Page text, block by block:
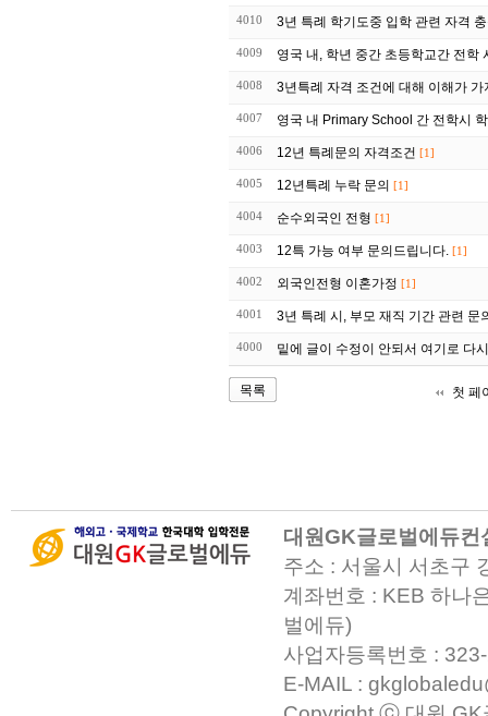
4010 3년 특례 학기도중 입학 관련 자격
4009 영국 내, 학년 중간 초등학교간 전학
4008 3년특례 자격 조건에 대해 이해가
4007 영국 내 Primary School 간 전학시
4006 12년 특례문의 자격조건 [1]
4005 12년특례 누락 문의 [1]
4004 순수외국인 전형 [1]
4003 12특 가능 여부 문의드립니다. [1]
4002 외국인전형 이혼가정 [1]
4001 3년 특례 시, 부모 재직 기간 관련 문
4000 밑에 글이 수정이 안되서 여기로 다
목록 첫 페
대원GK글로벌에듀
주소 : 서울시 서초구
계좌번호 : KEB 하나
벌에듀)
사업자등록번호 :
E-MAIL :